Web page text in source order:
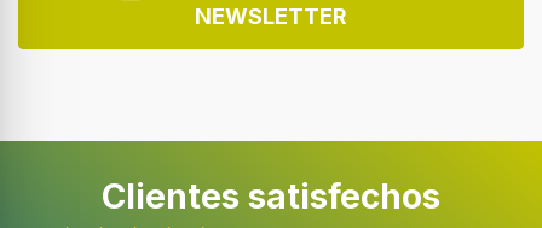
NEWSLETTER
Clientes satisfechos